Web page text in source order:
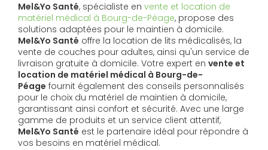
Mel&Yo Santé, spécialiste en vente et location de
matériel médical à Bourg-de-Péage, propose des
solutions adaptées pour le maintien à domicile.
Mel&Yo Santé offre la location de lits médicalisés, la
vente de couches pour adultes, ainsi qu'un service de
livraison gratuite à domicile. Votre expert en vente et
location de matériel médical à Bourg-de-
Péage fournit également des conseils personnalisés
pour le choix du matériel de maintien à domicile,
garantissant ainsi confort et sécurité. Avec une large
gamme de produits et un service client attentif,
Mel&Yo Santé est le partenaire idéal pour répondre à
vos besoins en matériel médical.